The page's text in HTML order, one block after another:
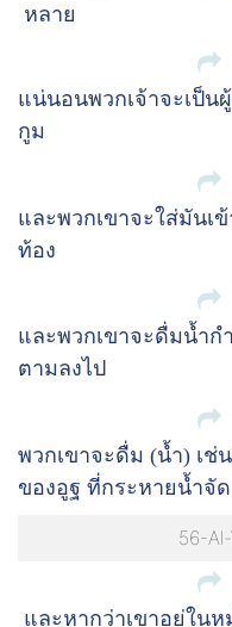
หลาย
แน่นอนพวกเจ้าจะเป็น
กูม
และพวกเขาจะใส่มันเข้
ท้อง
และพวกเขาจะดื่มน้ำก
ตามลงไป
พวกเขาจะดื่ม (น้ำ) เช่
ของอูฐ ที่กระหายน้ำจัด
56-
และหากว่าเขาอยู่ในห